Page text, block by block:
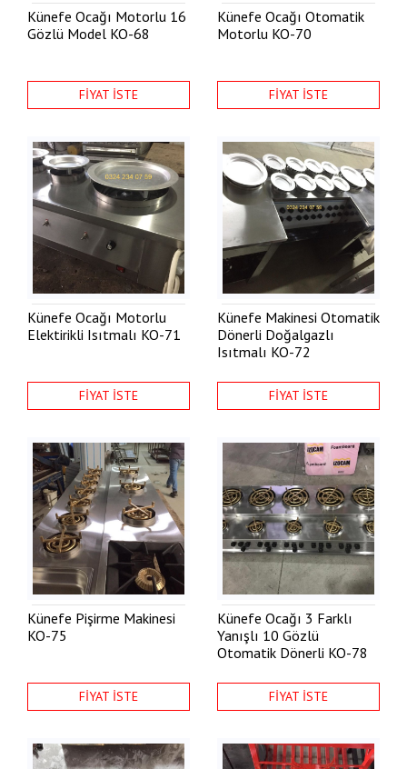
Künefe Ocağı Motorlu 16
Gözlü Model KO-68
FİYAT İSTE
Künefe Ocağı Otomatik
Motorlu KO-70
FİYAT İSTE
Künefe Ocağı Motorlu
Elektirikli Isıtmalı KO-71
FİYAT İSTE
Künefe Makinesi Otomatik
Dönerli Doğalgazlı
Isıtmalı KO-72
FİYAT İSTE
Künefe Pişirme Makinesi
KO-75
FİYAT İSTE
Künefe Ocağı 3 Farklı
Yanışlı 10 Gözlü
Otomatik Dönerli KO-78
FİYAT İSTE